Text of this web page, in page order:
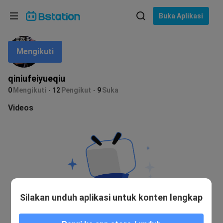
Buka Aplikasi
qiniufeiyueqiu
0 Mengikuti 12 Pengikut 9Suka
Mengikuti
Videos
Silakan unduh aplikasi untuk konten lengkap
Bahasa: Bahasa Indonesia
Pilih bahasa
English
ภาษาไทย
Tiếng Việt